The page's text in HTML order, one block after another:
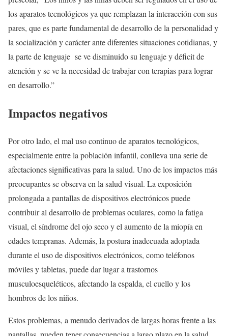
los aparatos tecnológicos ya que remplazan la interacción con sus
pares, que es parte fundamental de desarrollo de la personalidad y
la socialización y carácter ante diferentes situaciones cotidianas, y
la parte de lenguaje se ve disminuido su lenguaje y déficit de
atención y se ve la necesidad de trabajar con terapias para lograr
en desarrollo.”
Impactos negativos
Por otro lado, el mal uso continuo de aparatos tecnológicos,
especialmente entre la población infantil, conlleva una serie de
afectaciones significativas para la salud. Uno de los impactos más
preocupantes se observa en la salud visual. La exposición
prolongada a pantallas de dispositivos electrónicos puede
contribuir al desarrollo de problemas oculares, como la fatiga
visual, el síndrome del ojo seco y el aumento de la miopía en
edades tempranas. Además, la postura inadecuada adoptada
durante el uso de dispositivos electrónicos, como teléfonos
móviles y tabletas, puede dar lugar a trastornos
musculoesqueléticos, afectando la espalda, el cuello y los
hombros de los niños.
Estos problemas, a menudo derivados de largas horas frente a las